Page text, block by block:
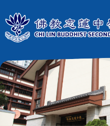
生
涯
劃
家
校
作
校
友